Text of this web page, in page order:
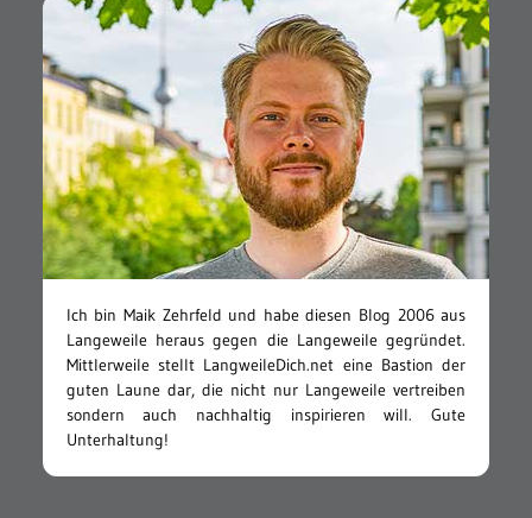
Ich bin Maik Zehrfeld und habe diesen Blog 2006 aus
Langeweile heraus gegen die Langeweile gegründet.
Mittlerweile stellt LangweileDich.net eine Bastion der
guten Laune dar, die nicht nur Langeweile vertreiben
sondern auch nachhaltig inspirieren will. Gute
Unterhaltung!